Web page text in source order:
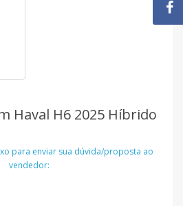
Haval H6 2025 Híbrido
para enviar sua dúvida/proposta ao
vendedor: